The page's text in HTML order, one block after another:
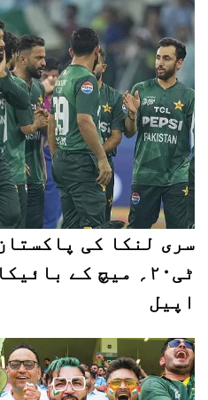
سری لنکا کی
ٹی۲۰؍ میچ کے
اپیل